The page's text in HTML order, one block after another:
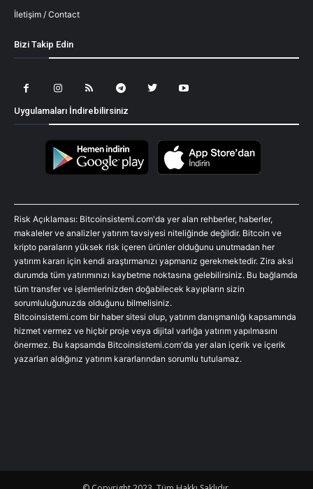
İletişim / Contact
Bizi Takip Edin
Uygulamaları İndirebilirsiniz
Risk Açıklaması: Bitcoinsistemi.com'da yer alan rehberler, haberler,
makaleler ve analizler yatırım tavsiyesi niteliğinde değildir. Bitcoin ve
kripto paraların yüksek risk içeren ürünler olduğunu unutmadan her
yatırım kararı için kendi araştırmanızı yapmanız gerekmektedir. Zira aksi
durumda tüm yatırımınızı kaybetme noktasına gelebilirsiniz. Bu bağlamda
tüm transfer ve işlemlerinizden doğabilecek kayıpların sizin
sorumluluğunuzda olduğunu bilmelisiniz.
Bitcoinsistemi.com bir haber sitesi olup, yatırım danışmanlığı kapsamında
hizmet vermez ve hiçbir proje veya dijital varlığa yatırım yapılmasını
önermez. Bu kapsamda Bitcoinsistemi.com'da yer alan içerik ve içerik
yazarları aldığınız yatırım kararlarından sorumlu tutulamaz.